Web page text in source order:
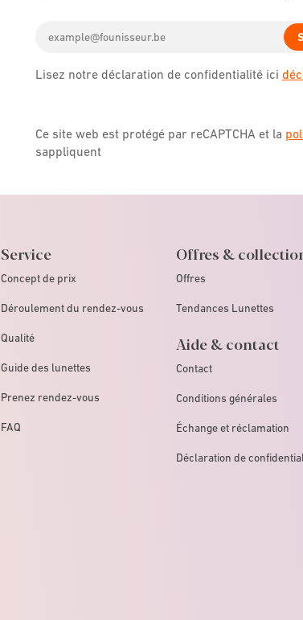
address
Lisez notre déclaration de confidentialité ici
Ce site web est protégé par reCAPTCHA et la
sappliquent
Service
Concept de prix
Déroulement du rendez-vous
Qualité
Guide des lunettes
Prenez rendez-vous
FAQ
Offres &
Offres
Tendances Lunettes
Aide & contact
Contact
Conditions générales
Échange et réclamation
Déclaration de